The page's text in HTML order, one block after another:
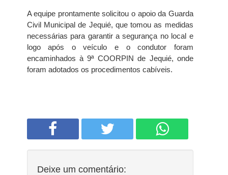
A equipe prontamente solicitou o apoio da Guarda
Civil Municipal de Jequié, que tomou as medidas
necessárias para garantir a segurança no local e
logo após o veículo e o condutor foram
encaminhados à 9ª COORPIN de Jequié, onde
foram adotados os procedimentos cabíveis.
Deixe um comentário: